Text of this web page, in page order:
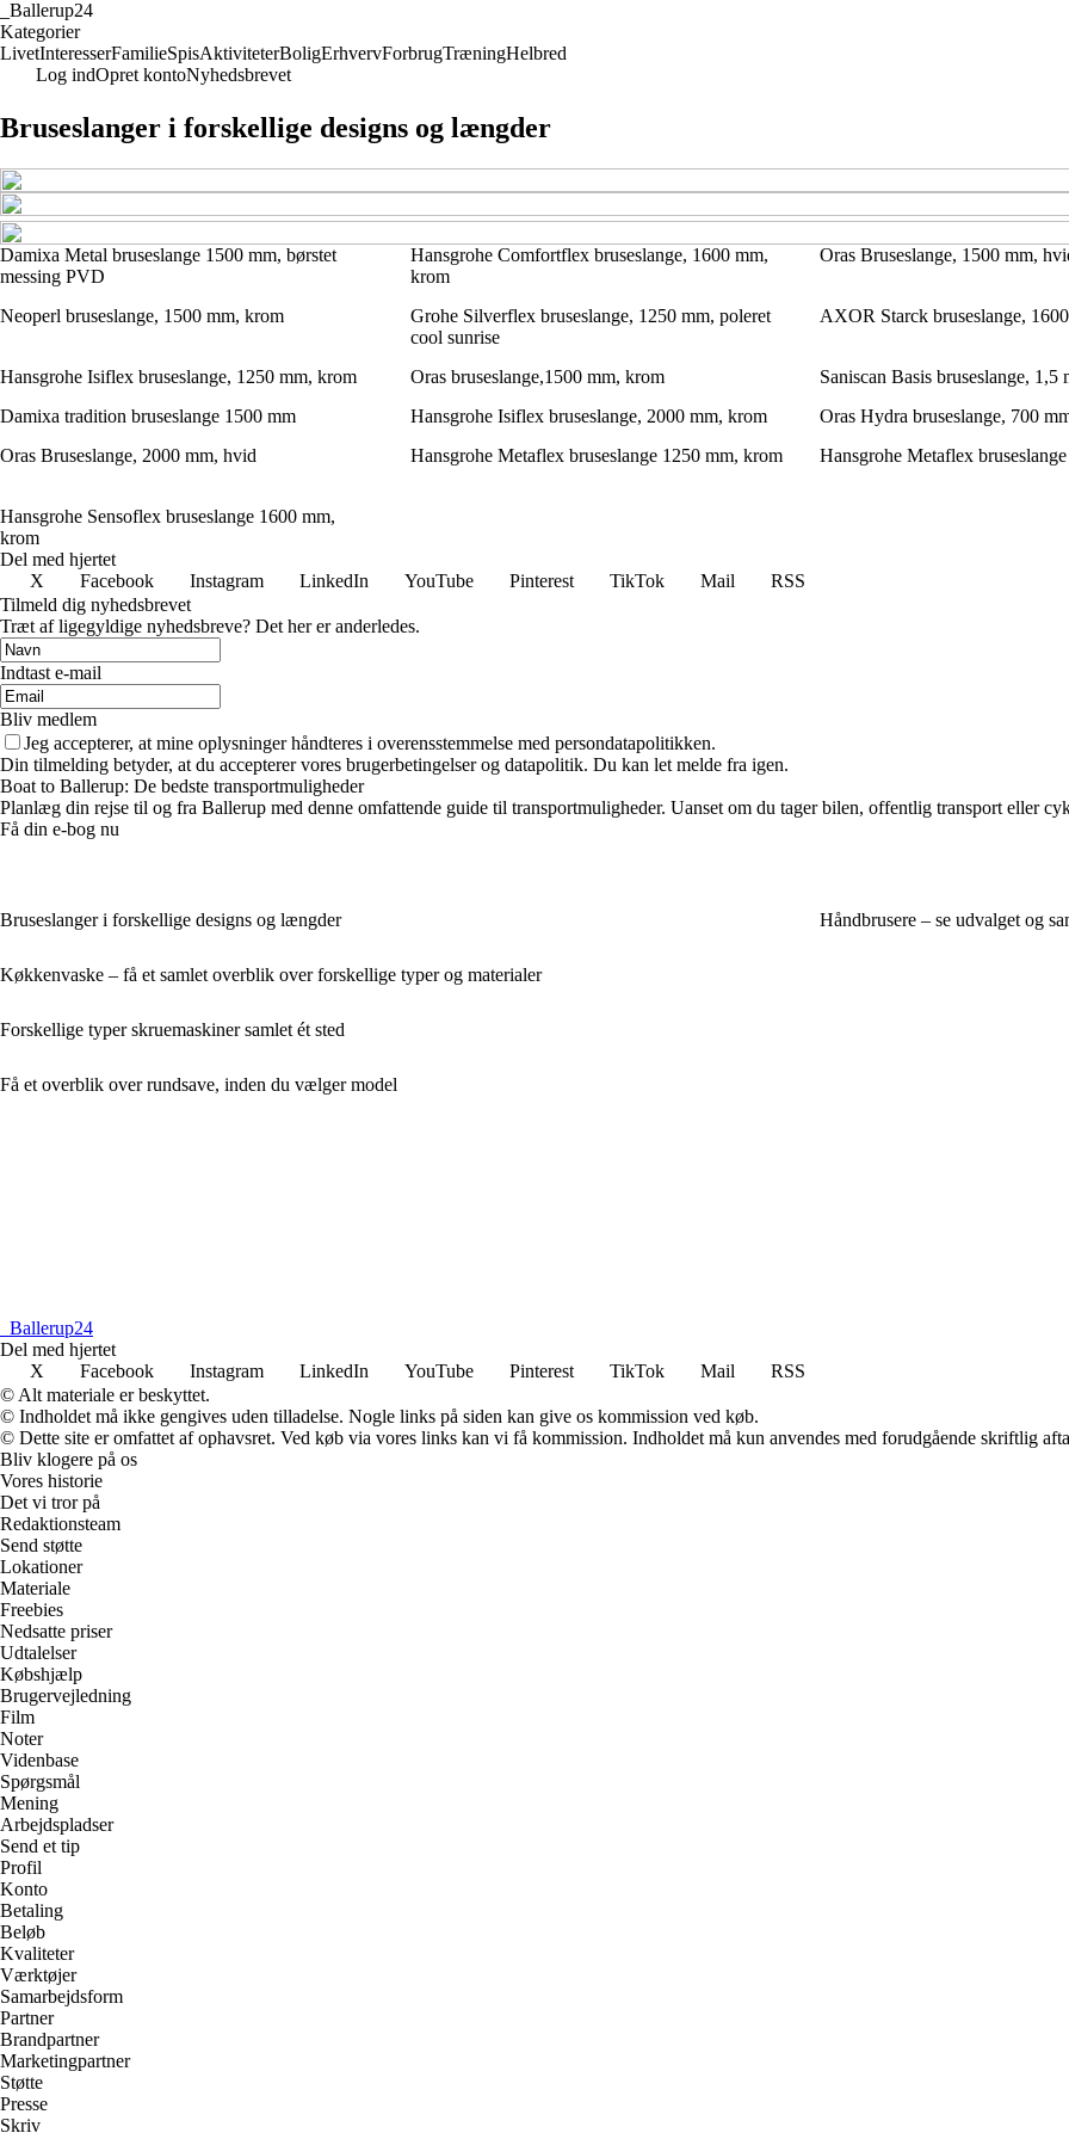
Ballerup24
Kategorier
LivetInteresserFamilieSpisAktiviteterBoligErhvervForbrugTræningHelbred
Log indOpret kontoNyhedsbrevet
Bruseslanger i forskellige designs og længder
Damixa Metal bruseslange 1500 mm, børstet
messing PVD
Hansgrohe Comfortflex bruseslange, 1600 mm,
krom
Oras Bruseslange, 1500 mm,
Neoperl bruseslange, 1500 mm, krom
Grohe Silverflex bruseslange, 1250 mm, poleret
cool sunrise
AXOR Starck bruseslange,
Hansgrohe Isiflex bruseslange, 1250 mm, krom Oras bruseslange,1500 mm, krom
Saniscan Basis bruseslange, 1,5
Damixa tradition bruseslange 1500 mm
Hansgrohe Isiflex bruseslange, 2000 mm, krom
Oras Hydra bruseslange, 700
Oras Bruseslange, 2000 mm, hvid
Hansgrohe Metaflex bruseslange 1250 mm, krom Hansgrohe Metaflex
Hansgrohe Sensoflex bruseslange 1600 mm,
krom
Del med hjertet
X
Facebook Instagram LinkedIn YouTube Pinterest TikTok Mail
RSS
Tilmeld dig nyhedsbrevet
Træt af ligegyldige nyhedsbreve? Det her er anderledes.
Indtast e-mail
Bliv medlem
Jeg accepterer, at mine oplysninger håndteres i overensstemmelse med persondatapolitikken.
Din tilmelding betyder, at du accepterer vores brugerbetingelser og datapolitik. Du kan let melde fra igen.
Boat to Ballerup: De bedste transportmuligheder
Planlæg din rejse til og fra Ballerup med denne omfattende guide til transportmuligheder. Uanset om du tager bilen, offentlig transport eller
Få din e-bog nu
Bruseslanger i forskellige designs og længder
Køkkenvaske – få et samlet overblik over forskellige typer og materialer
Forskellige typer skruemaskiner samlet ét sted
Få et overblik over rundsave, inden du vælger model
Håndbrusere – se udvalget og
Ballerup24
Del med hjertet
X
Facebook Instagram LinkedIn YouTube Pinterest TikTok Mail
RSS
© Alt materiale er beskyttet.
© Indholdet må ikke gengives uden tilladelse. Nogle links på siden kan give os kommission ved køb.
© Dette site er omfattet af ophavsret. Ved køb via vores links kan vi få kommission. Indholdet må kun anvendes med forudgående skriftlig
Bliv klogere på os
Vores historie
Det vi tror på
Redaktionsteam
Send støtte
Lokationer
Materiale
Freebies
Nedsatte priser
Udtalelser
Købshjælp
Brugervejledning
Film
Noter
Videnbase
Spørgsmål
Mening
Arbejdspladser
Send et tip
Profil
Konto
Betaling
Beløb
Kvaliteter
Værktøjer
Samarbejdsform
Partner
Brandpartner
Marketingpartner
Støtte
Presse
Skriv